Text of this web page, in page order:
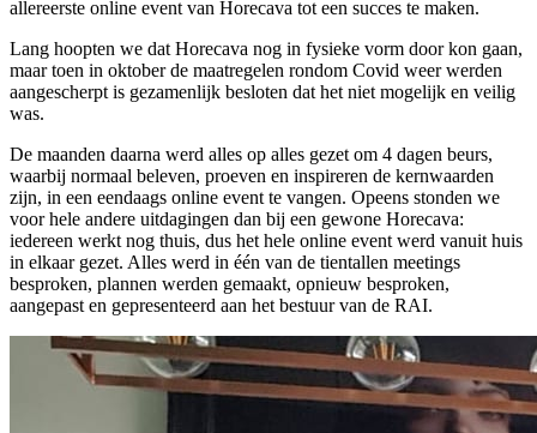
allereerste online event van Horecava tot een succes te maken.
Lang hoopten we dat Horecava nog in fysieke vorm door kon gaan,
maar toen in oktober de maatregelen rondom Covid weer werden
aangescherpt is gezamenlijk besloten dat het niet mogelijk en veilig
was.
De maanden daarna werd alles op alles gezet om 4 dagen beurs,
waarbij normaal beleven, proeven en inspireren de kernwaarden
zijn, in een eendaags online event te vangen. Opeens stonden we
voor hele andere uitdagingen dan bij een gewone Horecava:
iedereen werkt nog thuis, dus het hele online event werd vanuit huis
in elkaar gezet. Alles werd in één van de tientallen meetings
besproken, plannen werden gemaakt, opnieuw besproken,
aangepast en gepresenteerd aan het bestuur van de RAI.